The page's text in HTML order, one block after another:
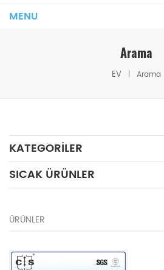
MENU
Arama
EV Arama
KATEGORILER
SICAK ÜRÜNLER
ÜRÜNLER